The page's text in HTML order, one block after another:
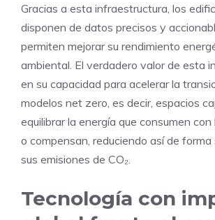
Gracias a esta infraestructura, los
disponen de datos precisos y
permiten mejorar su rendimiento
ambiental. El verdadero valor de esta
en su capacidad para acelerar la
modelos net zero, es decir, espacios
equilibrar la energía que consumen
o compensan, reduciendo así de
sus emisiones de CO₂.
Tecnología con